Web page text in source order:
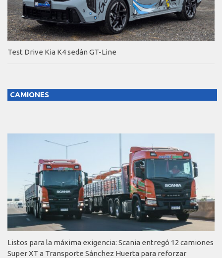
Test Drive Kia K4 sedán GT-Line
CAMIONES
Listos para la máxima exigencia: Scania entregó 12 camiones
Super XT a Transporte Sánchez Huerta para reforzar